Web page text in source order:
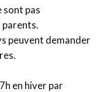
sont pas
parents.
peuvent demander
en hiver par